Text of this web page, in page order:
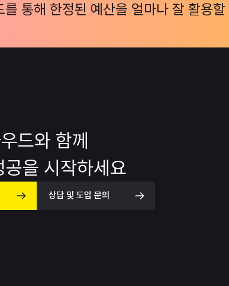
를 통해 한정된 예산을 얼마나 잘 활용
드와 함께
공을 시작하세요
상담 및 도입 문의